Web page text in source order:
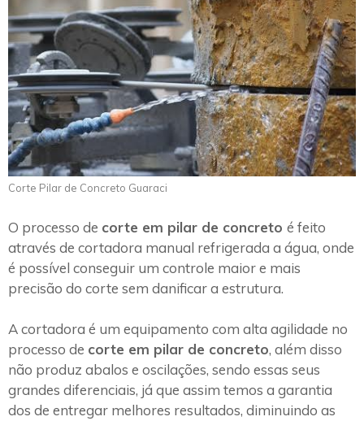
Corte Pilar de Concreto Guaraci
O processo de corte em pilar de concreto é feito
através de cortadora manual refrigerada a água, onde
é possível conseguir um controle maior e mais
precisão do corte sem danificar a estrutura.
A cortadora é um equipamento com alta agilidade no
processo de corte em pilar de concreto, além disso
não produz abalos e oscilações, sendo essas seus
grandes diferenciais, já que assim temos a garantia
dos de entregar melhores resultados, diminuindo as